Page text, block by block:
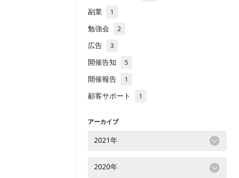
副業 1
勉強会 2
広告 3
開催告知 5
開催報告 1
顧客サポート 1
アーカイブ
2021年
2020年